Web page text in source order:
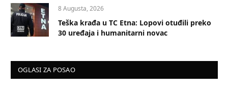
8 Augusta, 2026
Teška krađa u TC Etna: Lopovi otuđili preko
30 uređaja i humanitarni novac
OGLASI ZA POSAO